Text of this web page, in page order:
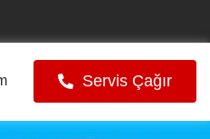
Servis Çağır